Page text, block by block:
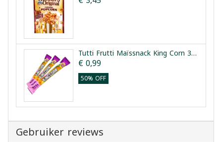
Tutti Frutti Maïssnack King Corn 3 Stuks
€ 0,99
50% OFF
Gebruiker reviews